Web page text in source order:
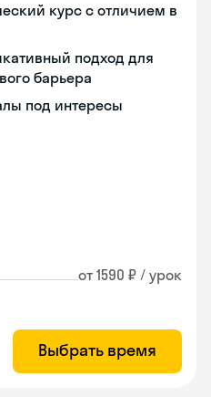
курс с отличием в
подход для
барьера
под интересы
от 1590 ₽ / урок
Выбрать время